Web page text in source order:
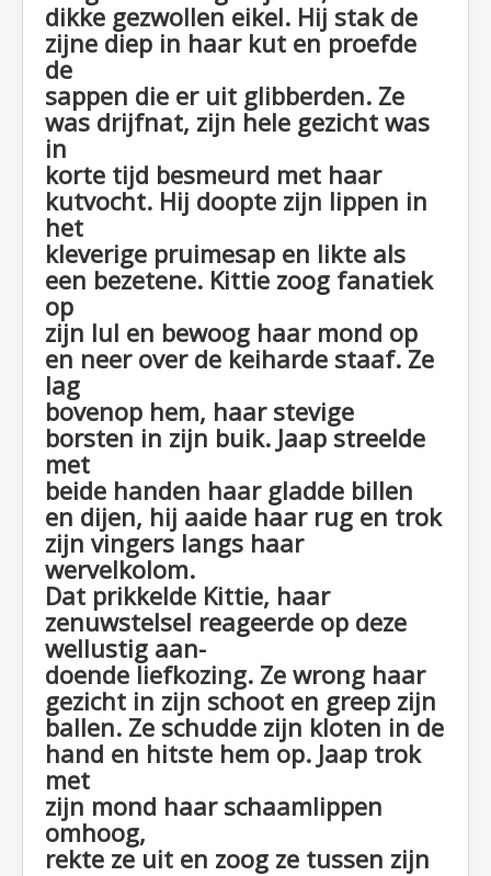
dikke gezwollen eikel. Hij stak de
zijne diep in haar kut en proefde
de
sappen die er uit glibberden. Ze
was drijfnat, zijn hele gezicht was
in
korte tijd besmeurd met haar
kutvocht. Hij doopte zijn lippen in
het
kleverige pruimesap en likte als
een bezetene. Kittie zoog fanatiek
op
zijn lul en bewoog haar mond op
en neer over de keiharde staaf. Ze
lag
bovenop hem, haar stevige
borsten in zijn buik. Jaap streelde
met
beide handen haar gladde billen
en dijen, hij aaide haar rug en trok
zijn vingers langs haar
wervelkolom.
Dat prikkelde Kittie, haar
zenuwstelsel reageerde op deze
wellustig aan-
doende liefkozing. Ze wrong haar
gezicht in zijn schoot en greep zijn
ballen. Ze schudde zijn kloten in de
hand en hitste hem op. Jaap trok
met
zijn mond haar schaamlippen
omhoog,
rekte ze uit en zoog ze tussen zijn